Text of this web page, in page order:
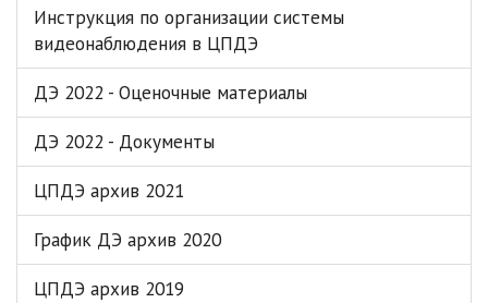
Инструкция по организации системы
видеонаблюдения в ЦПДЭ
ДЭ 2022 - Оценочные материалы
ДЭ 2022 - Документы
ЦПДЭ архив 2021
График ДЭ архив 2020
ЦПДЭ архив 2019